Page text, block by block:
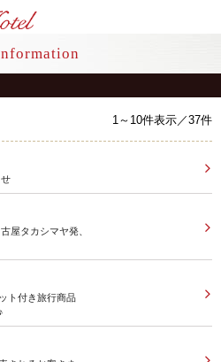
LANGUAGE
レストラン
採用情報
会社概要
1～10件表示／37件
屋タカシマヤ発、
ト付き旅行商品